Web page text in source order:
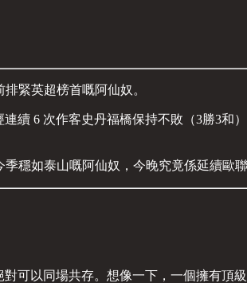
緊英超榜首嘅阿仙奴。
續 6 次作客史丹福橋保持不敗（3勝3和
穩如泰山嘅阿仙奴，今晚究竟係延續歐
可以同場共存。想像一下，一個擁有頂